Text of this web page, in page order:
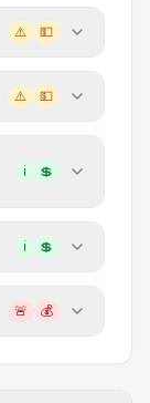
⚠️ 💵
⚠️ 💵
ℹ️ 💲
ℹ️ 💲
🚨 💰